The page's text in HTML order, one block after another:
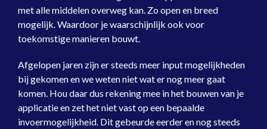
met alle middelen overweg kan. Zo open en breed
mogelijk. Waardoor je waarschijnlijk ook voor
toekomstige manieren bouwt.
Afgelopen jaren zijn er steeds meer input mogelijkheden
bij gekomen en we weten niet wat er nog meer gaat
komen. Hou daar dus rekening mee in het bouwen van je
applicatie en zet het niet vast op een bepaalde
invoermogelijkheid. Dit gebeurde eerder en nog steeds